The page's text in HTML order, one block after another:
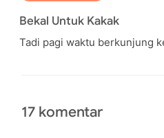
Bekal Untuk Kakak
Tadi pagi waktu berkunjung
17 komentar